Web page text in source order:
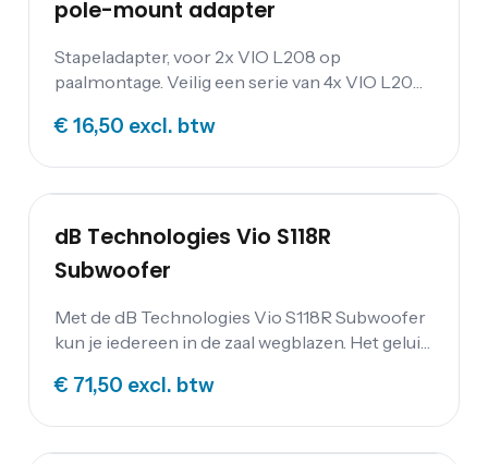
pole-mount adapter
Stapeladapter, voor 2x VIO L208 op
paalmontage. Veilig een serie van 4x VIO L208
is bevestigd. Afmetingen B x H x D: 532 x 177 x
€ 16,50 excl. btw
dB Technologies Vio S118R
Subwoofer
Met de dB Technologies Vio S118R Subwoofer
kun je iedereen in de zaal wegblazen. Het geluid
in het laag en klinkt, zoals vele subwoofers nog
€ 71,50 excl. btw